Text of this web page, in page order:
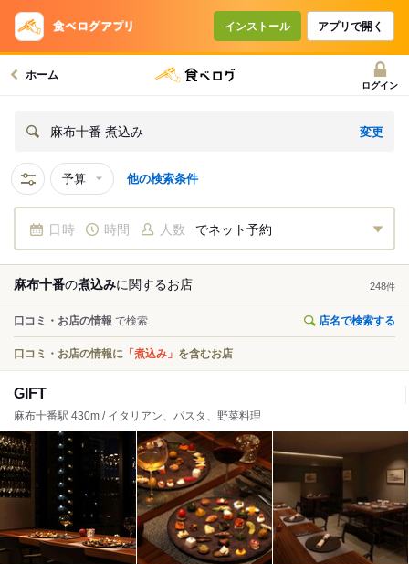
インストール アプリで開く
ホーム
ログイン
麻布十番 煮込み 変更
予算 他の検索条件
日時 時間 人数 でネット予約
麻布十番の煮込みに関するお店 248件
口コミ・お店の情報 で検索 店名で検索する
口コミ・お店の情報に 「煮込み」 を含むお店
GIFT
麻布十番駅 430m / イタリアン、パスタ、野菜料理